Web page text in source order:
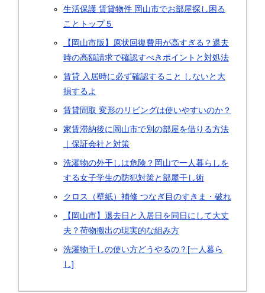
生活保護 賃貸物件 岡山市でお部屋探し困る
ことトップ５
【岡山市版】原状回復費用が高すぎる？退去
時の高額請求で確認すべきポイントと対処法
賃貸 入居時に必ず確認すること しないと大
損するよ
賃貸間取 変形のリビングは使いやすいのか？
家賃滞納後に岡山市で別の部屋を借りる方法
｜保証会社と対策
洗濯物の外干しは危険？岡山で一人暮らしを
する女子学生の防犯対策と部屋干し術
クロス（壁紙）補修 つなぎ目のすきま・破れ
【岡山市】退去日と入居日を同日にして大丈
夫？荷物搬出の現実的な組み方
洗濯物干しの使い方どうやるの？[一人暮ら
し]